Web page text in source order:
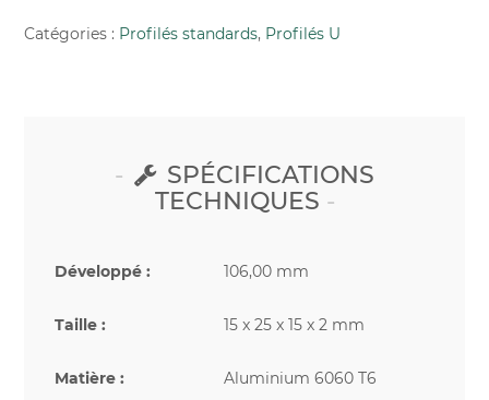
Catégories : Profilés standards, Profilés U
SPÉCIFICATIONS
TECHNIQUES
Développé : 106,00 mm
Taille : 15 x 25 x 15 x 2 mm
Matière : Aluminium 6060 T6